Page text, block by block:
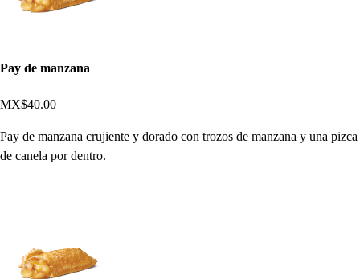
Pay de manzana
MX$40.00
Pay de manzana crujiente y dorado con trozos de manzana y una pizca
de canela por dentro.